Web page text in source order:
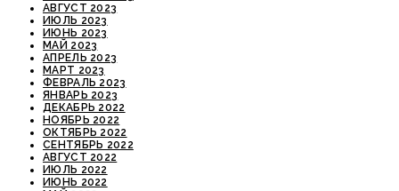
АВГУСТ 2023
ИЮЛЬ 2023
ИЮНЬ 2023
МАЙ 2023
АПРЕЛЬ 2023
МАРТ 2023
ФЕВРАЛЬ 2023
ЯНВАРЬ 2023
ДЕКАБРЬ 2022
НОЯБРЬ 2022
ОКТЯБРЬ 2022
СЕНТЯБРЬ 2022
АВГУСТ 2022
ИЮЛЬ 2022
ИЮНЬ 2022